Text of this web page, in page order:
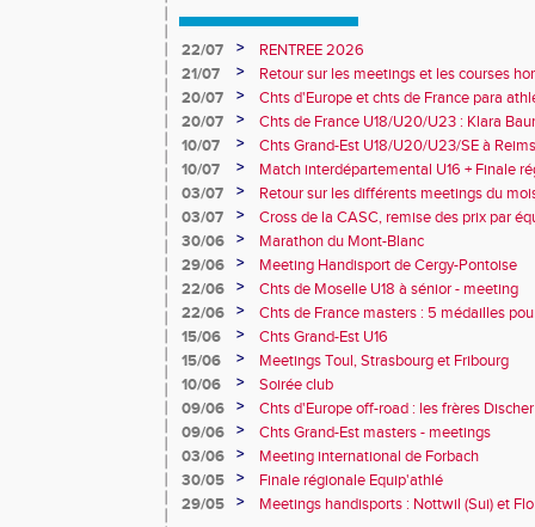
22/07 >
RENTREE 2026
21/07
>
Retour sur les meetings et les courses
20/07
>
Chts d'Europe et chts de France para
champion d'Europe et multiples
20/07 >
Chts de France U18/U20/U23 : Klara
10e
10/07 >
Chts Grand-Est U18/U20/U23/SE à
10/07
>
Match interdépartemental U16 + Finale
Obernai
03/07 >
Retour sur les différents meetings du
03/07
>
Cross de la CASC, remise des prix par
collèges
30/06 >
Marathon du Mont-Blanc
29/06
>
Meeting Handisport de Cergy-Pontoise
22/06
>
Chts de Moselle U18 à sénior - meeting
22/06
>
Chts de France masters : 5 médailles
15/06
>
Chts Grand-Est U16
15/06
>
Meetings Toul, Strasbourg et Fribourg
10/06
>
Soirée club
09/06
>
Chts d'Europe off-road : les frères
09/06
>
Chts Grand-Est masters - meetings
03/06
>
Meeting international de Forbach
30/05
>
Finale régionale Equip'athlé
29/05
> Meetings handisports : Nottwil (Sui) et